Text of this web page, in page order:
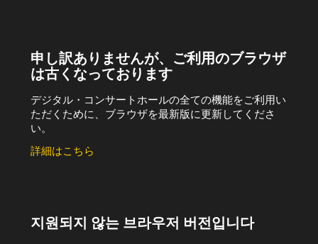
申し訳ありませんが、ご利用のブラウザ
は古くなっております
デジタル・コンサートホールの全ての機能をご利用い
ただくために、ブラウザを最新版に更新してくださ
い。
詳細はこちら
지원되지 않는 브라우저 버전입니다